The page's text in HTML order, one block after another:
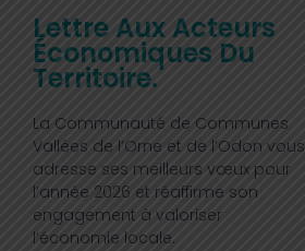
Lettre Aux Acteurs
Économiques Du
Territoire.
La Communauté de Communes
Vallées de l’Orne et de l’Odon vous
adresse ses meilleurs vœux pour
l’année 2026 et réaffirme son
engagement à valoriser
l’économie locale.